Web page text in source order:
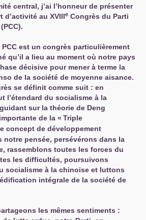
central, j’ai l’honneur de présenter
d’activité au XVIIIe Congrès du Parti
PCC).
PCC est un congrès particulièrement
qu’il a lieu au moment où notre pays
décisive pour mener à terme la
de la société de moyenne aisance.
se définit comme suit : en
l’étendard du socialisme à la
sur la théorie de Deng
de la « Triple
concept de développement
pensée, persévérons dans la
rassemblons toutes les forces du
les difficultés, poursuivons
socialisme à la chinoise et luttons
intégrale de la société de
les mêmes sentiments :